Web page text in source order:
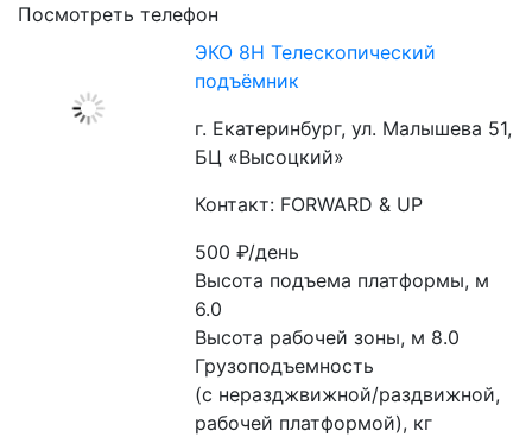
Посмотреть телефон
ЭКО 8Н Телескопический
подъёмник
г. Екатеринбург, ул. Малышева 51,
БЦ «Высоцкий»
Контакт: FORWARD & UP
500₽/день
Высота подъема платформы, м
6.0
Высота рабочей зоны, м 8.0
Грузоподъемность
(с неразджвижной/раздвижной,
рабочей платформой), кг